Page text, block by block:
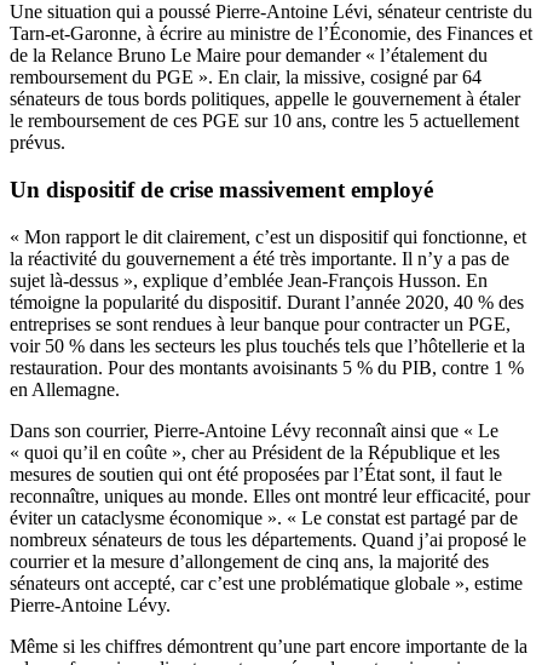
Une situation qui a poussé Pierre-Antoine Lévi, sénateur centriste du
Tarn-et-Garonne, à écrire au ministre de l’Économie, des Finances et
de la Relance Bruno Le Maire pour demander « l’étalement du
remboursement du PGE ». En clair, la missive, cosigné par 64
sénateurs de tous bords politiques, appelle le gouvernement à étaler
le remboursement de ces PGE sur 10 ans, contre les 5 actuellement
prévus.
Un dispositif de crise massivement employé
« Mon rapport le dit clairement, c’est un dispositif qui fonctionne, et
la réactivité du gouvernement a été très importante. Il n’y a pas de
sujet là-dessus », explique d’emblée Jean-François Husson. En
témoigne la popularité du dispositif. Durant l’année 2020, 40 % des
entreprises se sont rendues à leur banque pour contracter un PGE,
voir 50 % dans les secteurs les plus touchés tels que l’hôtellerie et la
restauration. Pour des montants avoisinants 5 % du PIB, contre 1 %
en Allemagne.
Dans son courrier, Pierre-Antoine Lévy reconnaît ainsi que « Le
« quoi qu’il en coûte », cher au Président de la République et les
mesures de soutien qui ont été proposées par l’État sont, il faut le
reconnaître, uniques au monde. Elles ont montré leur efficacité, pour
éviter un cataclysme économique ». « Le constat est partagé par de
nombreux sénateurs de tous les départements. Quand j’ai proposé le
courrier et la mesure d’allongement de cinq ans, la majorité des
sénateurs ont accepté, car c’est une problématique globale », estime
Pierre-Antoine Lévy.
Même si les chiffres démontrent qu’une part encore importante de la